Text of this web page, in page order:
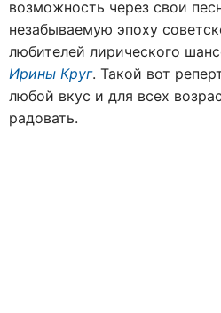
возможность через свои
незабываемую эпоху
любителей лирического
Ирины Круг. Такой вот
любой вкус и для всех
радовать.